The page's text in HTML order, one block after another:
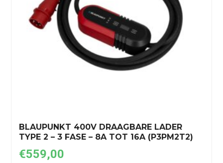
BLAUPUNKT 400V DRAAGBARE LADER
TYPE 2 – 3 FASE – 8A TOT 16A (P3PM2T2)
€559,00